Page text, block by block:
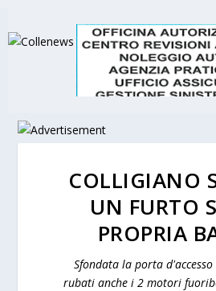
COLLIGIANO
UN FURTO
PROPRIA
Sfondata la porta
rubati anche i 2 motori